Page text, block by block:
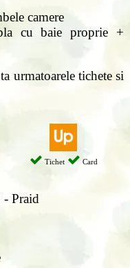
camere
cu baie proprie +
urmatoarele tichete si
Tichet Card
- Praid